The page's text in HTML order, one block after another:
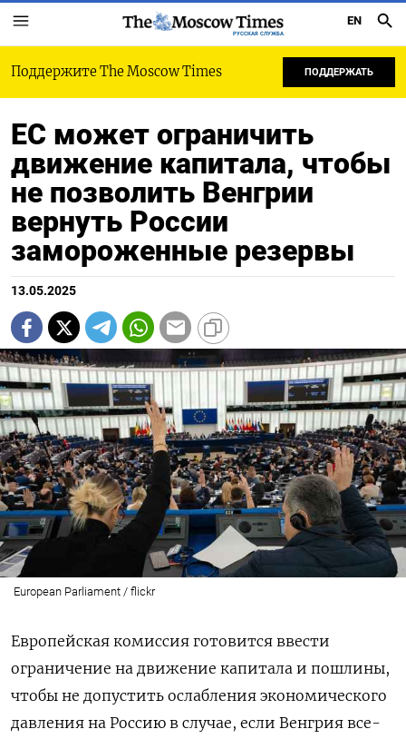
РУССКАЯ СЛУЖБА
EN
Поддержите The Moscow Times ПОДДЕРЖАТЬ
ЕС может ограничить
движение капитала, чтобы
не позволить Венгрии
вернуть России
замороженные резервы
13.05.2025
European Parliament / flickr
Европейская комиссия готовится ввести
ограничение на движение капитала и пошлины,
чтобы не допустить ослабления экономического
давления на Россию в случае, если Венгрия все-